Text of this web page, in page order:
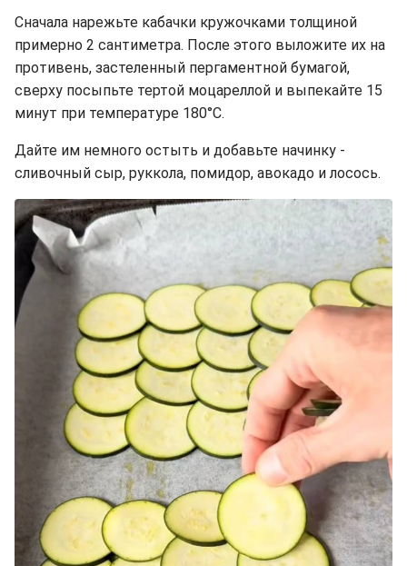
Сначала нарежьте кабачки кружочками толщиной
примерно 2 сантиметра. После этого выложите их на
противень, застеленный пергаментной бумагой,
сверху посыпьте тертой моцареллой и выпекайте 15
минут при температуре 180°C.
Дайте им немного остыть и добавьте начинку -
сливочный сыр, руккола, помидор, авокадо и лосось.